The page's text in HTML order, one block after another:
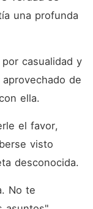
una profunda
casualidad y
de
ella.
el favor,
visto
desconocida.
No te